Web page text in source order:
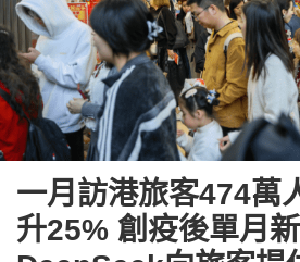
一月訪港旅客474萬
升25% 創疫後單月